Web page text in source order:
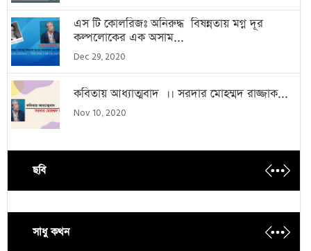
এস টি কোলরিজঃ অনিরুদ্ধ বিষন্নতায় মগ্ন দূর
কল্পলোকের এক অসাম...
Dec 29, 2020
কবিতায় আধ্যাত্মবাদ ।। সরদার মোহম্মদ রাজ্জাক...
Nov 10, 2020
ছবি
সাধু কথন